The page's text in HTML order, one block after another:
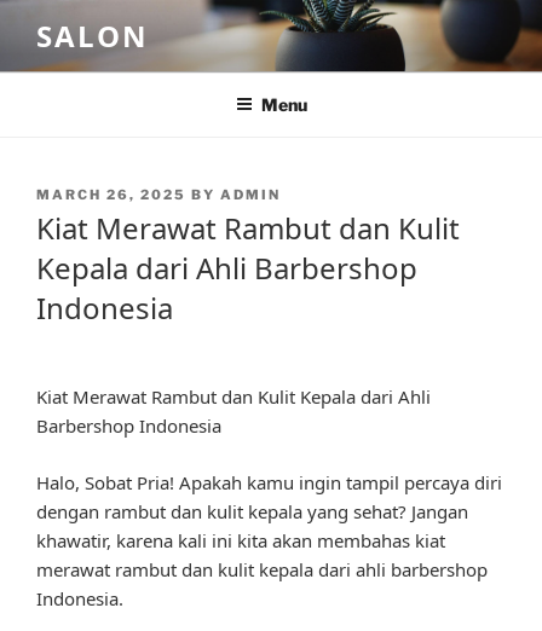
content
SALON
Menu
POSTED
ON
MARCH 26, 2025 BY ADMIN
Kiat Merawat Rambut dan Kulit
Kepala dari Ahli Barbershop
Indonesia
Kiat Merawat Rambut dan Kulit Kepala dari Ahli
Barbershop Indonesia
Halo, Sobat Pria! Apakah kamu ingin tampil percaya diri
dengan rambut dan kulit kepala yang sehat? Jangan
khawatir, karena kali ini kita akan membahas kiat
merawat rambut dan kulit kepala dari ahli barbershop
Indonesia.